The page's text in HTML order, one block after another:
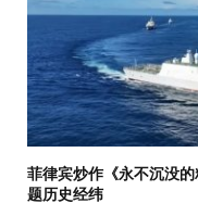
菲律宾炒作《永不沉没
题历史经纬